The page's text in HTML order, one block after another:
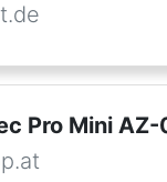
Pro Mini